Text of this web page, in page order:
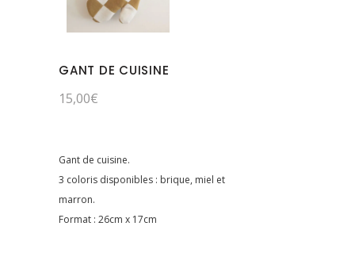
GANT DE CUISINE
15,00€
Gant de cuisine.
3 coloris disponibles : brique, miel et
marron.
Format : 26cm x 17cm